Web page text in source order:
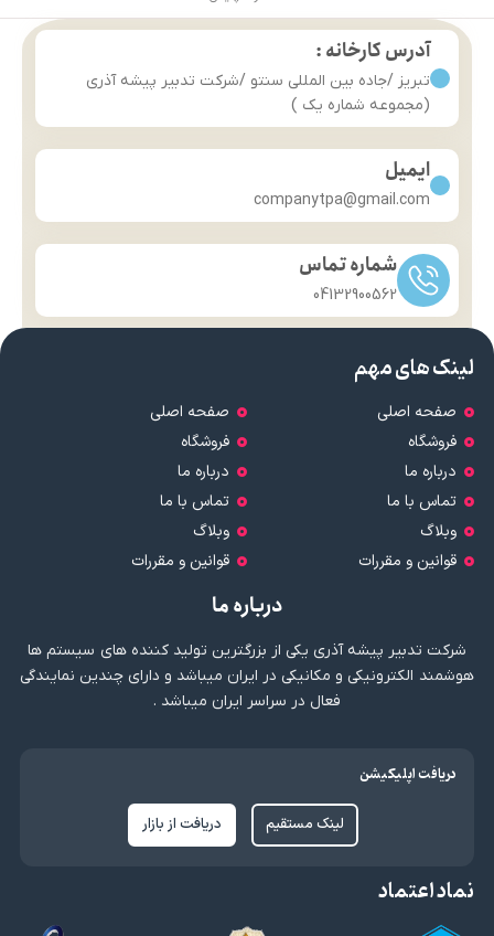
آدرس کارخانه :
تبریز /جاده بین المللی سنتو /شرکت تدبیر پیشه آذری
(مجموعه شماره یک )
ایمیل
companytpa@gmail.com
شماره تماس
04132900562
لینک های مهم
صفحه اصلی
فروشگاه
درباره ما
تماس با ما
وبلاگ
قوانین و مقررات
صفحه اصلی
فروشگاه
درباره ما
تماس با ما
وبلاگ
قوانین و مقررات
درباره ما
شرکت تدبیر پیشه آذری یکی از بزرگترین تولید کننده های سیستم ها
هوشمند الکترونیکی و مکانیکی در ایران میباشد و دارای چندین نمایندگی
فعال در سراسر ایران میباشد .
دریافت اپلیکیشن
لینک مستقیم دریافت از بازار
نماد اعتماد